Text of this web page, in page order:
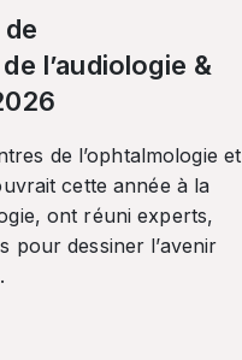
l’audiologie &
de l’ophtalmologie et
cette année à la
ont réuni experts,
pour dessiner l’avenir